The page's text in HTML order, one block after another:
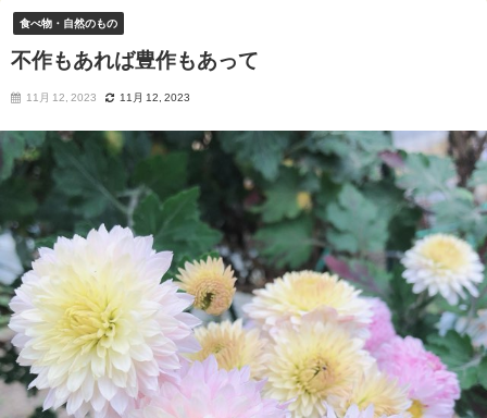
食べ物・自然のもの
不作もあれば豊作もあって
11月 12, 2023 11月 12, 2023